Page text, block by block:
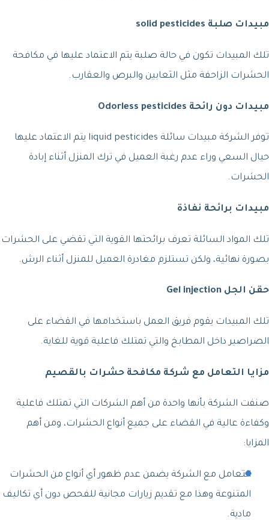
مبيدات صلبة solid pesticides
تلك المبيدات تكون في حالة صلبة يتم الاعتماد عليها في مكافحة
الحشرات الزاحفة مثل الثعابين والبرص والعقارب.
مبيدات دون رائحة Odorless pesticides
توفر الشركة مبيدات سائلة liquid pesticides يتم الاعتماد عليها
حيال السعي وراء عدم رغبة العميل في ترك المنزل أثناء إبادة
الحشرات.
مبيدات برائحة نفاذة
تلك المواد السائلة تعرف برائحتها القوية التي تقضي على الحشرات
بصورة نهائية، ولكن تستلزم مغادرة العميل للمنزل أثناء الرش.
حقن الجل Gel injection
تلك المبيدات يقوم فريق العمل باستخدامها في القضاء على
الصراصير داخل المطابخ والتي تمتلك فاعلية قوية للغاية.
مزايا التعامل مع شركة مكافحة حشرات بالقصيم
صنفت الشركة بأنها واحدة من أهم الشركات التي تمتلك فاعلية
وكفاءة عالية في القضاء على جميع أنواع الحشرات، ومن أهم
المزايا:
التعامل مع الشركة يضمن عدم ظهور أي أنواع من الحشرات
المتنوعة وهذا مع تقديم زيارات مجانية للفحص دون أي تكاليف
مادية.